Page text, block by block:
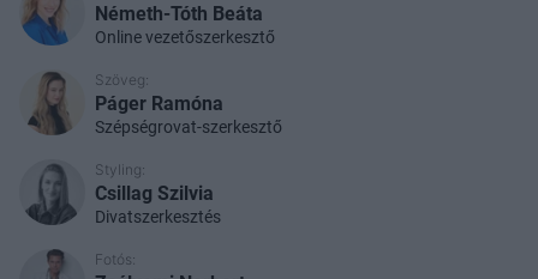
Németh-Tóth Beáta
Online vezetőszerkesztő
Szöveg:
Páger Ramóna
Szépségrovat-szerkesztő
Styling:
Csillag Szilvia
Divatszerkesztés
Fotós: